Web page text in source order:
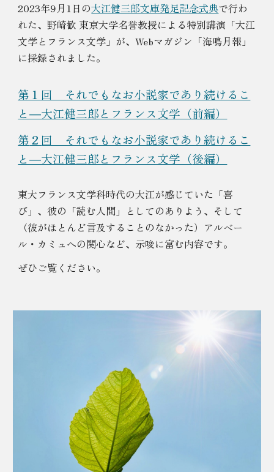
2023年9月1日 の大江健三郎文庫発足記念式典で行わ
れた、野崎歓 東京大学名誉教授による特別講演「大江
文学とフランス文学」が、Webマガジン「海鳴月報」
に採録されました。
第１回 それでもなお小説家であり続けるこ
と―大江健三郎とフランス文学（前編）
第２ 回 それでもなお小説家であり続けるこ
と―大江健三郎とフランス文学（後編）
東大フランス文学科時代の大江が感じていた「喜
び」、彼の「読む人間」としてのありよう、そして
（彼がほとんど言及することのなかった） アルベー
ル・ カミュへの関心など、示唆に富む内容です。
ぜひご覧ください。